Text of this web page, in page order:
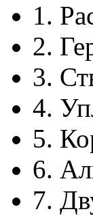
1.
2.
3.
4.
5.
6.
7.